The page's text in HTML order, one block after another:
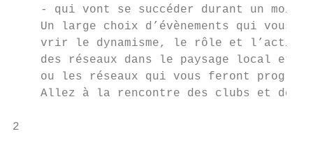
    - qui vont se succéder durant un mois.
Un large choix d’évènements qui vous
vrir le dynamisme, le rôle et l’action
des réseaux dans le paysage local et
ou les réseaux qui vous feront
Allez à la rencontre des clubs et
2